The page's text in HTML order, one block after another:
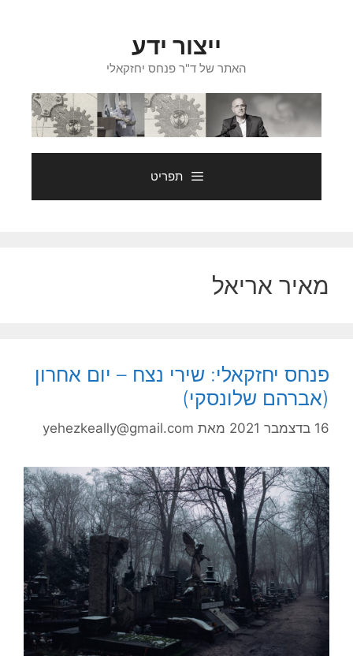
ייצור ידע
האתר של ד"ר פנחס יחזקאלי
תפריט
מאיר אריאל
פנחס יחזקאלי: שירי נצח – יום אחרון
(אברהם שלונסקי)
16 בדצמבר 2021 מאת yehezkeally@gmail.com